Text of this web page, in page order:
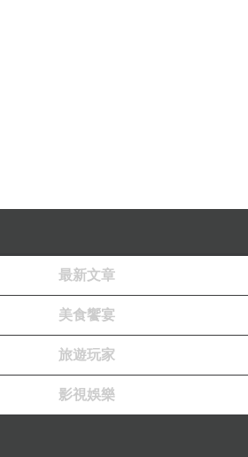
最新文章
美食饗宴
旅遊玩家
影視娛樂